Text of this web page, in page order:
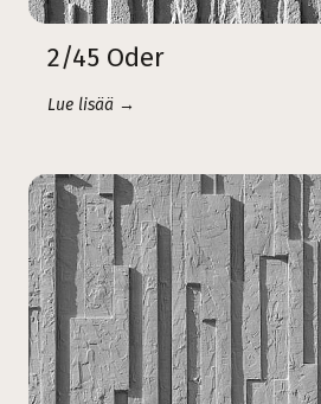
2/45 Oder
Lue lisää →